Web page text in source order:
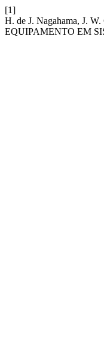
[1]
H. de J. Nagahama, J.
EQUIPAMENTO EM